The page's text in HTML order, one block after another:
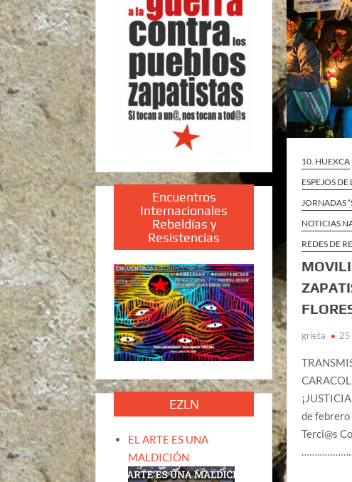
10. HUEXCA
ESPEJOS
JORNADAS
NOTICIAS
REDES DE
grieta 25
de febrero
Terci@s
Encuentros
Internacionales
Rebeldías y
Resistencias
EZLN
EL ARTE ES UNA
MALDICIÓN